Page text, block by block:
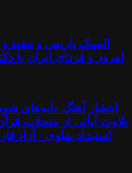
المپیک پاریس و
امروز و فردای ایران با
انتشار آهنگ «آیه‌های
استبداد پهلوی - آزاد